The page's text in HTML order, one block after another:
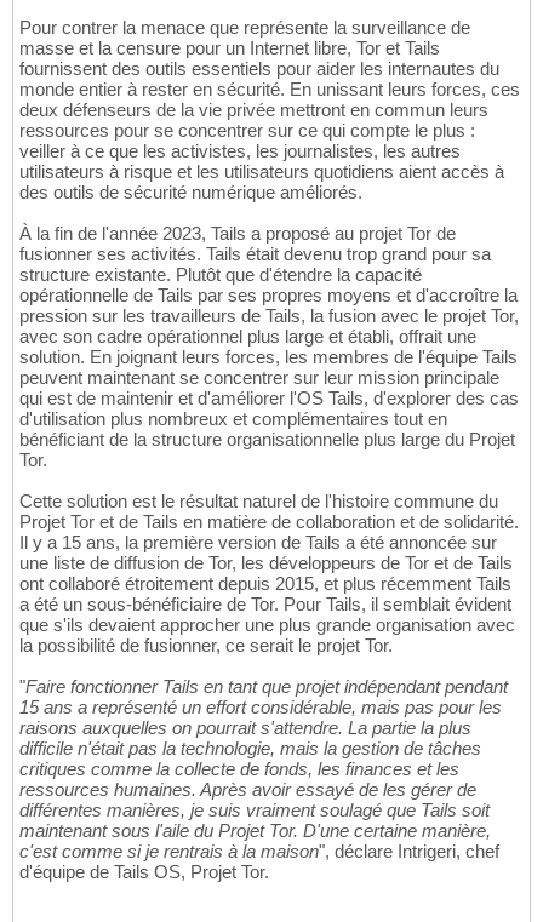
Pour contrer la menace que représente la surveillance de
masse et la censure pour un Internet libre, Tor et Tails
fournissent des outils essentiels pour aider les internautes du
monde entier à rester en sécurité. En unissant leurs forces, ces
deux défenseurs de la vie privée mettront en commun leurs
ressources pour se concentrer sur ce qui compte le plus :
veiller à ce que les activistes, les journalistes, les autres
utilisateurs à risque et les utilisateurs quotidiens aient accès à
des outils de sécurité numérique améliorés.
À la fin de l'année 2023, Tails a proposé au projet Tor de
fusionner ses activités. Tails était devenu trop grand pour sa
structure existante. Plutôt que d'étendre la capacité
opérationnelle de Tails par ses propres moyens et d'accroître la
pression sur les travailleurs de Tails, la fusion avec le projet Tor,
avec son cadre opérationnel plus large et établi, offrait une
solution. En joignant leurs forces, les membres de l'équipe Tails
peuvent maintenant se concentrer sur leur mission principale
qui est de maintenir et d'améliorer l'OS Tails, d'explorer des cas
d'utilisation plus nombreux et complémentaires tout en
bénéficiant de la structure organisationnelle plus large du Projet
Tor.
Cette solution est le résultat naturel de l'histoire commune du
Projet Tor et de Tails en matière de collaboration et de solidarité.
Il y a 15 ans, la première version de Tails a été annoncée sur
une liste de diffusion de Tor, les développeurs de Tor et de Tails
ont collaboré étroitement depuis 2015, et plus récemment Tails
a été un sous-bénéficiaire de Tor. Pour Tails, il semblait évident
que s'ils devaient approcher une plus grande organisation avec
la possibilité de fusionner, ce serait le projet Tor.
"Faire fonctionner Tails en tant que projet indépendant pendant
15 ans a représenté un effort considérable, mais pas pour les
raisons auxquelles on pourrait s'attendre. La partie la plus
difficile n'était pas la technologie, mais la gestion de tâches
critiques comme la collecte de fonds, les finances et les
ressources humaines. Après avoir essayé de les gérer de
différentes manières, je suis vraiment soulagé que Tails soit
maintenant sous l'aile du Projet Tor. D'une certaine manière,
c'est comme si je rentrais à la maison", déclare Intrigeri, chef
d'équipe de Tails OS, Projet Tor.